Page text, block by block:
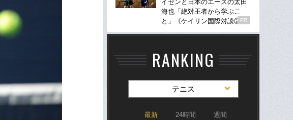
イセンと日本のエースの太田
海也「絶対王者から学ぶこ
と」《ケイリン国際対談②》
PR
RANKING
テニス
最新 24時間 週間